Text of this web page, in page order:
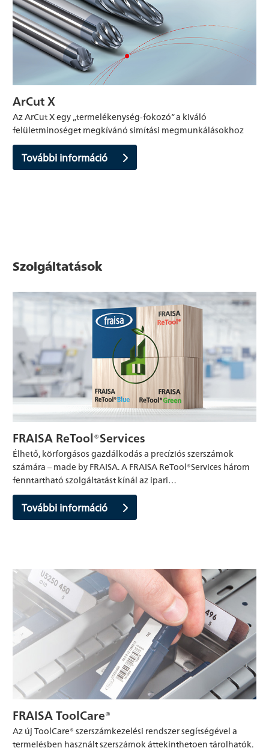
ArCut X
Az ArCut X egy „termelékenység-fokozó“ a kiváló
felületminoséget megkívánó simítási megmunkálásokhoz
További információ
Szolgáltatások
FRAISA ReTool®Services
Élhető, körforgásos gazdálkodás a precíziós szerszámok
számára – made by FRAISA. A FRAISA ReTool®Services három
fenntartható szolgáltatást kínál az ipari…
További információ
FRAISA ToolCare®
Az új ToolCare® szerszámkezelési rendszer segítségével a
termelésben használt szerszámok áttekinthetoen tárolhatók.